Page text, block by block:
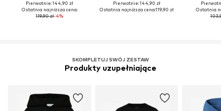
Pierwotnie: 144,90 zł
Ostatnia najniższa cena:
119,90 zł-4%
Pierwotnie: 144,90 zł
Ostatnia najniższa cena:119,90 zł
Ostatnia
SKOMPLETUJ SWÓJ ZESTAW
Produkty uzupełniające